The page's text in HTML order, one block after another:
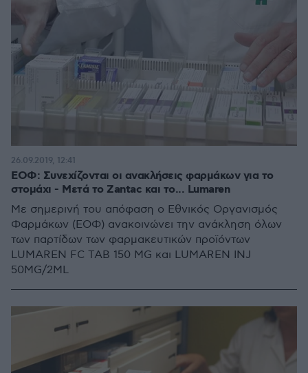
ΕΟΦ: Συνεχίζονται οι ανακλήσεις φαρμάκων για το
στομάχι - Μετά το Zantac και το... Lumaren
Με σημερινή του απόφαση ο Εθνικός Οργανισμός
Φαρμάκων (ΕΟΦ) ανακοινώνει την ανάκληση όλων
των παρτίδων των φαρμακευτικών προϊόντων
LUMAREN FC TAB 150 MG και LUMAREN INJ
50MG/2ML
26.09.2019, 12:41